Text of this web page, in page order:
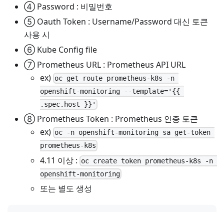
④ Password : 비밀번호
⑤ Oauth Token : Username/Password 대신 토큰
사용 시
⑥ Kube Config file
⑦ Prometheus URL : Prometheus API URL
ex) oc get route prometheus-k8s -n
openshift-monitoring --template='{{
.spec.host }}'
⑧ Prometheus Token : Prometheus 인증 토큰
ex) oc -n openshift-monitoring sa get-token
prometheus-k8s
4.11 이상 : oc create token prometheus-k8s -n
openshift-monitoring
또는 별도 생성